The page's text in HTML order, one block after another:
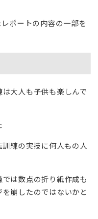
ポートの内容の一部を
大人も子供も楽しんで
練の実技に何人もの人
は数点の折り紙作成も
崩したのではないかと